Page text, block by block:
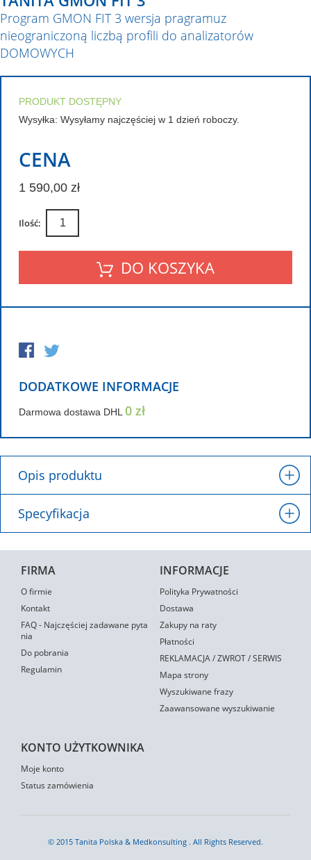
Program GMON FIT 3 wersja pragramuz
nieograniczoną liczbą profili do analizatorów
DOMOWYCH
PRODUKT DOSTĘPNY
Wysyłka: Wysyłamy najczęściej w 1 dzień roboczy.
CENA
1 590,00 zł
Ilość:
DO KOSZYKA
DODATKOWE INFORMACJE
Darmowa dostawa DHL 0 zł
Opis produktu
Specyfikacja
FIRMA
O firmie
Kontakt
FAQ - Najczęściej zadawane pyta
nia
Do pobrania
Regulamin
INFORMACJE
Polityka Prywatności
Dostawa
Zakupy na raty
Płatności
REKLAMACJA / ZWROT / SERWIS
Mapa strony
Wyszukiwane frazy
Zaawansowane wyszukiwanie
KONTO UŻYTKOWNIKA
Moje konto
Status zamówienia
© 2015 Tanita Polska & Medkonsulting . All Rights Reserved.